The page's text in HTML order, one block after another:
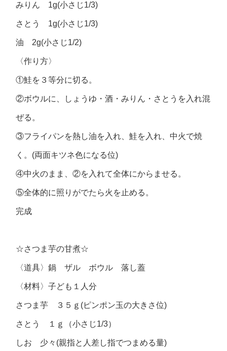
みりん 1g(小さじ1/3)
さとう 1g(小さじ1/3)
油 2g(小さじ1/2)
〈作り方〉
①鮭を３等分に切る。
②ボウルに、しょうゆ・酒・みりん・さとうを入れ混
ぜる。
③フライパンを熱し油を入れ、鮭を入れ、中火で焼
く。(両面キツネ色になる位)
④中火のまま、②を入れて全体にからませる。
⑤全体的に照りがでたら火を止める。
完成
☆さつま芋の甘煮☆
〈道具〉鍋 ザル ボウル 落し蓋
〈材料〉子ども１人分
さつま芋 ３５ｇ(ピンポン玉の大きさ位)
さとう １ｇ（小さじ1/3）
しお 少々(親指と人差し指でつまめる量)